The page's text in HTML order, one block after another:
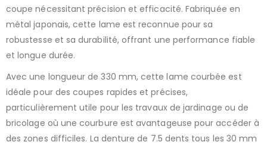
coupe nécessitant précision et efficacité. Fabriquée en
métal japonais, cette lame est reconnue pour sa
robustesse et sa durabilité, offrant une performance fiable
et longue durée.
Avec une longueur de 330 mm, cette lame courbée est
idéale pour des coupes rapides et précises,
particulièrement utile pour les travaux de jardinage ou de
bricolage où une courbure est avantageuse pour accéder à
des zones difficiles. La denture de 7.5 dents tous les 30 mm